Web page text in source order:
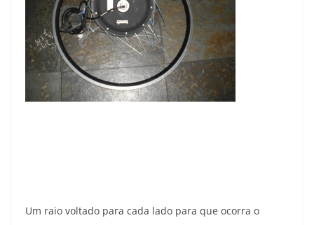
Um raio voltado para cada lado para que ocorra o